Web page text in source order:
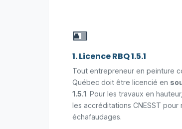
🪪
1. Licence RBQ 1.5.1
Tout entrepreneur en peinture
Québec doit être licencié en
1.5.1. Pour les travaux en
les accréditations CNESST pour
échafaudages.